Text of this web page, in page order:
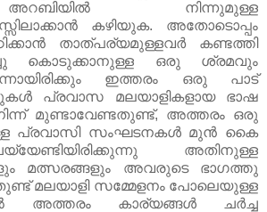
നിന്നുമുള്ള
കഴിയുക. അതോടൊപ്പം
താത്പര്യമുള്ളവർ കണ്ടത്തി
കൊടുക്കാനുള്ള ഒരു ശ്രമവും
ഇത്തരം ഒരു പാട്
പ്രവാസ മലയാളികളായ ഭാഷ
മുണ്ടാവേണ്ടതുണ്ട്, അത്തരം ഒരു
പ്രവാസി സംഘടനകൾ മുൻ കൈ
അതിനുള്ള
മത്സരങ്ങളും അവരുടെ ഭാഗത്തു
മലയാളി സമ്മേളനം പോലെയുള്ള
അത്തരം കാര്യങ്ങൾ ചർച്ച